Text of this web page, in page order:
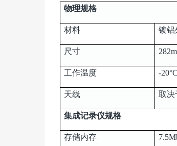
物理规格
材料 镀铝
尺寸
工作温度 -
天线 取决
集成记录仪规格
存储内存